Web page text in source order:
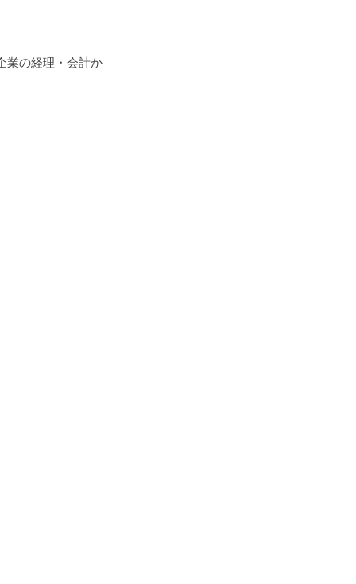
業の経理・会計か